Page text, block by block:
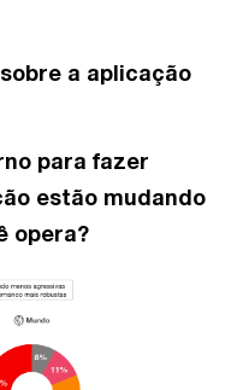
a aplicação
para fazer
estão mudando
opera?